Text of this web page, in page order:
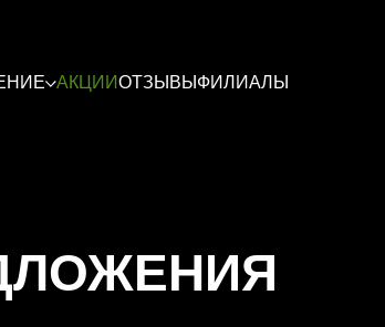
АКЦИИОТЗЫВЫ ФИЛИАЛЫ